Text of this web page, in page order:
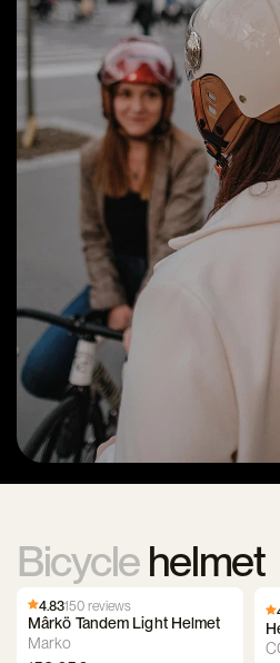
Bicyclehelmet
4.83150 reviews
Mârkö Tandem Light Helmet
Marko